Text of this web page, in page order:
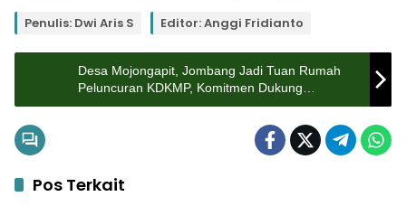
Penulis: Dwi Aris S Editor: Anggi Fridianto
Desa Mojongapit, Jombang Jadi Tuan Rumah
Peluncuran KDKMP, Komitmen Dukung
Pemberdayaaan Ekonomi Desa
Pos Terkait
Pemerintahan